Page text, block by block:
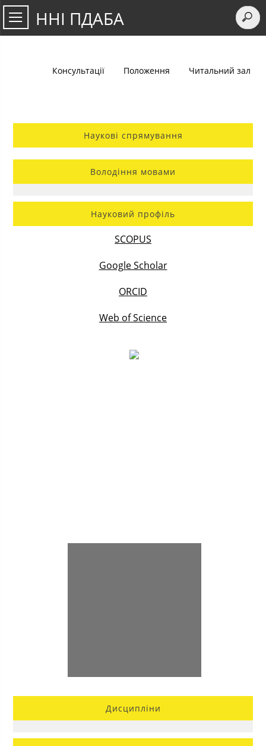
ННІ ПДАБА
Консультації Положення Читальний зал
Наукові спрямування
Володіння мовами
Науковий профіль
SCOPUS
Google Scholar
ORCID
Web of Science
Дисципліни